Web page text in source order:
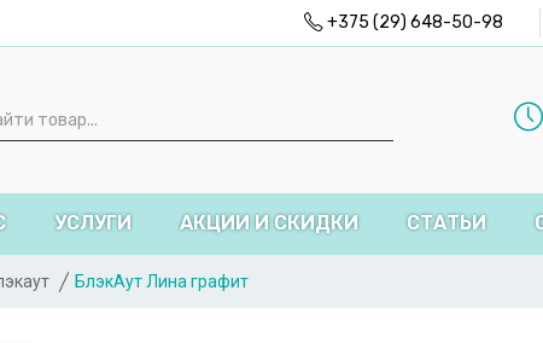
+375 (29) 648-50-98
УСЛУГИ АКЦИИ И СКИДКИ СТАТЬИ
БлэкАут Лина графит